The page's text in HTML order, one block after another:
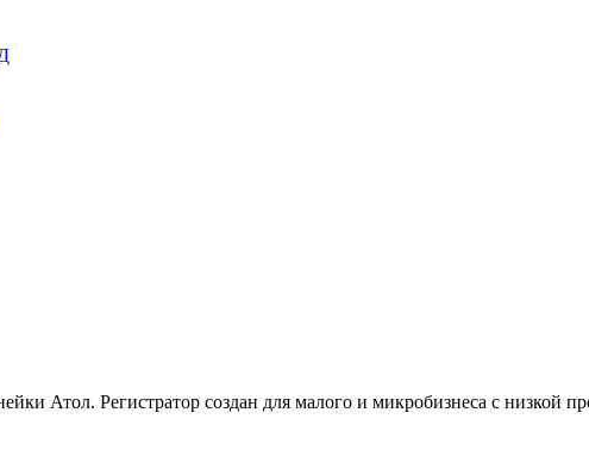
Атол. Регистратор создан для малого и микробизнеса с низкой